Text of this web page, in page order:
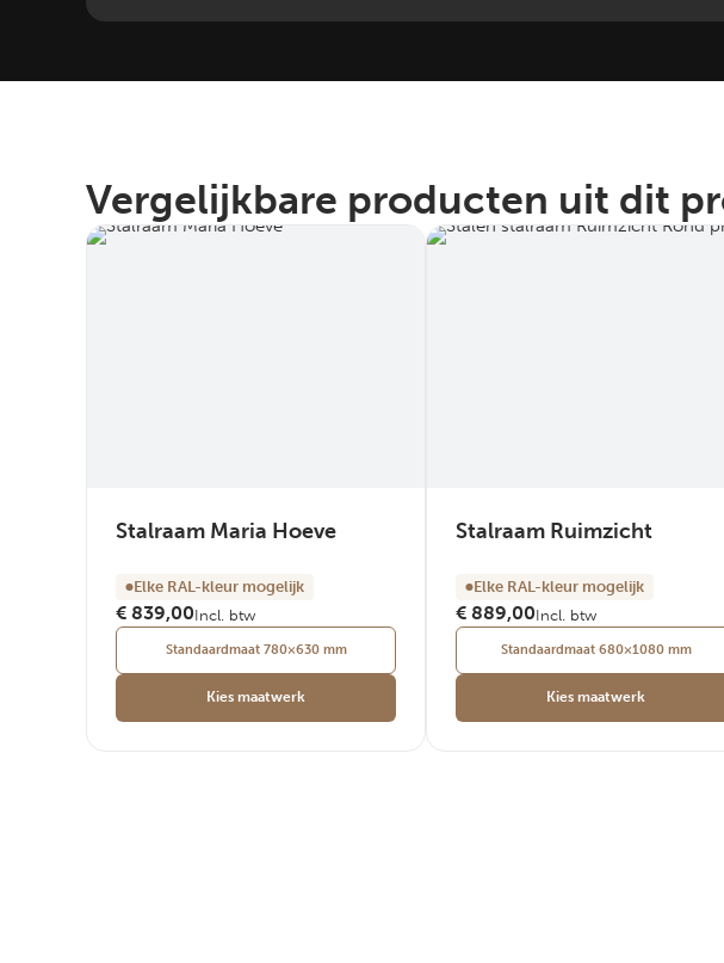
Vergelijkbare producten uit dit
Stalraam Maria Hoeve
Elke RAL-kleur mogelijk
€ 839,00Incl. btw
Standaardmaat 780×630 mm
Kies maatwerk
Stalraam Ruimzicht
Elke RAL-kleur mogelijk
€ 889,00Incl. btw
Standaardmaat 680×1080 mm
Kies maatwerk